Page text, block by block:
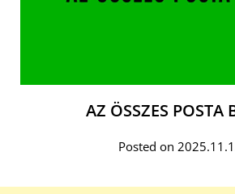
AZ ÖSSZES POSTA
Posted on